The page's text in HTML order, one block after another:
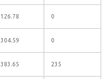
126.78 0
304.59 0
383.65 235